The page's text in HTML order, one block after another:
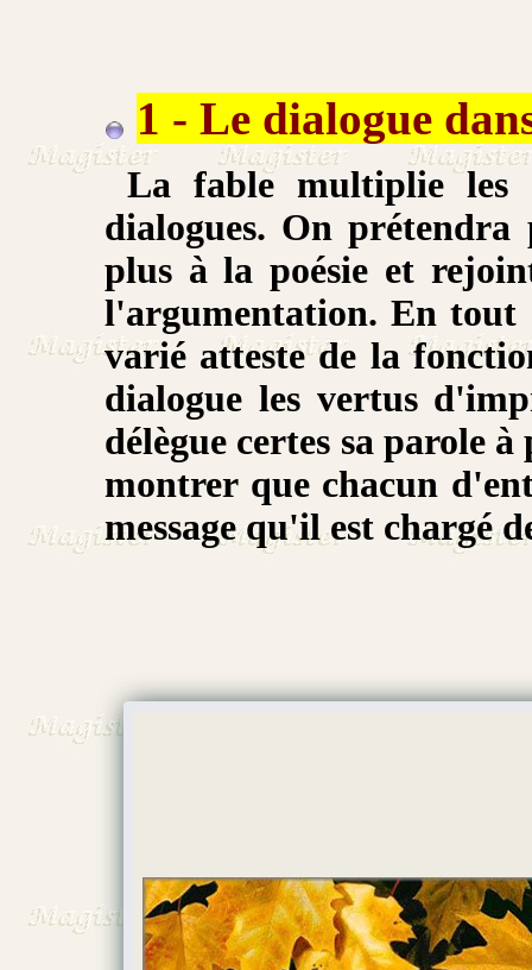
1 - Le dialogue
La fable multiplie les
dialogues. On
plus à la poésie et
l'argumentation. En tout
varié atteste de la
dialogue les vertus
délègue certes sa parole
montrer que chacun
message qu'il est chargé